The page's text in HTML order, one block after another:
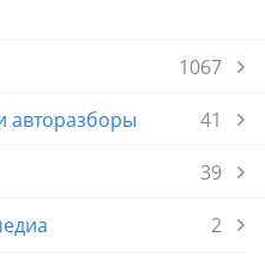
1067
авторазборы
41
39
2